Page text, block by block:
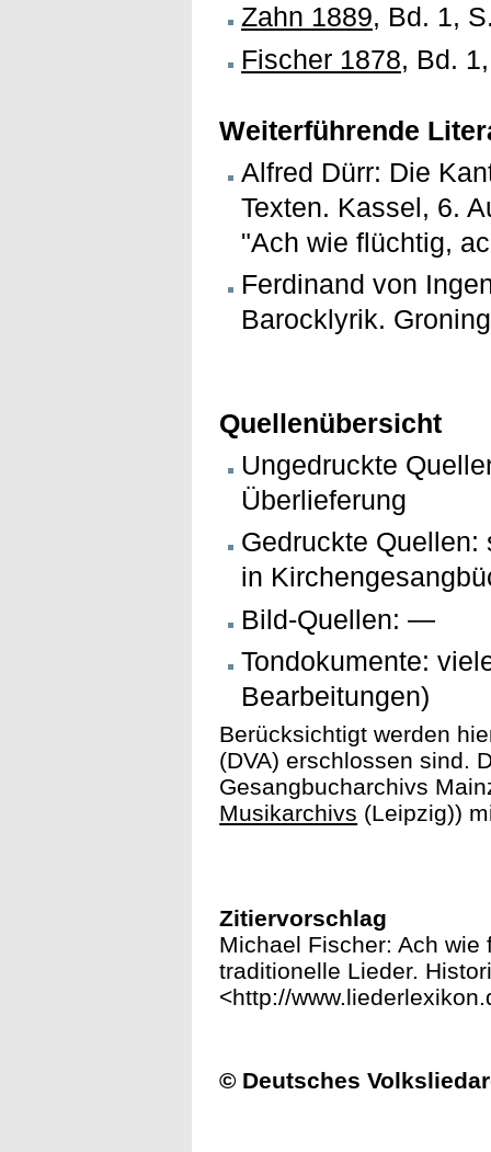
Zahn 1889, Bd. 1,
Fischer 1878, Bd.
Weiterführende
Alfred Dürr: Die
Texten. Kassel, 6.
"Ach wie flüchtig,
Ferdinand von
Barocklyrik.
Quellenübersicht
Ungedruckte
Überlieferung
Gedruckte
in
Bild-Quellen: —
Tondokumente:
Bearbeitungen)
Berücksichtigt werden
(DVA) erschlossen sind.
Gesangbucharchivs
Musikarchivs (Leipzig))
Zitiervorschlag
Michael Fischer: Ach
traditionelle Lieder.
<http://
© Deutsches